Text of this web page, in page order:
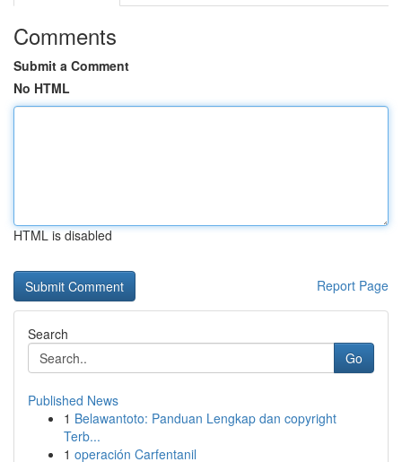
Comments
Submit a Comment
No HTML
HTML is disabled
Report Page
Search
Go
Published News
1 Belawantoto: Panduan Lengkap dan copyright
Terb...
1 operación Carfentanil